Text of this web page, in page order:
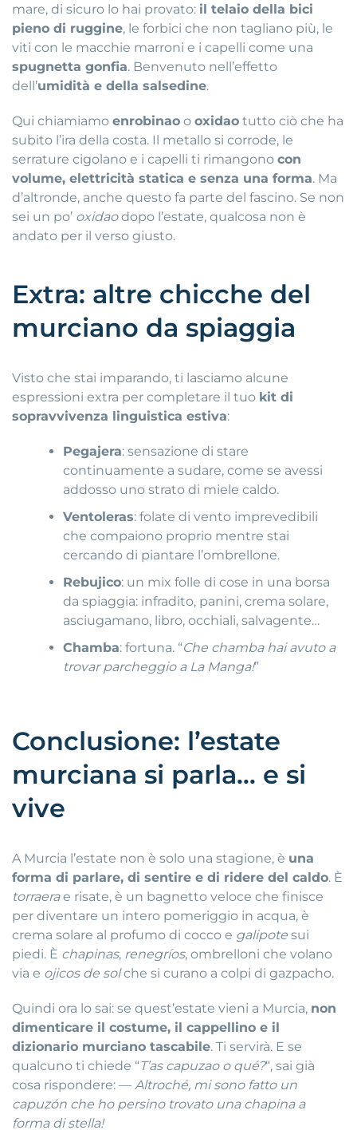
mare, di sicuro lo hai provato: il telaio della bici
pieno di ruggine, le forbici che non tagliano più, le
viti con le macchie marroni e i capelli come una
spugnetta gonfia. Benvenuto nell’effetto
dell’umidità e della salsedine.
Qui chiamiamo enrobinao o oxidao tutto ciò che ha
subito l’ira della costa. Il metallo si corrode, le
serrature cigolano e i capelli ti rimangono con
volume, elettricità statica e senza una forma. Ma
d’altronde, anche questo fa parte del fascino. Se non
sei un po’ oxidaodopo l’estate, qualcosa non è
andato per il verso giusto.
Extra: altre chicche del
murciano da spiaggia
Visto che stai imparando, ti lasciamo alcune
espressioni extra per completare il tuo kit di
sopravvivenza linguistica estiva:
Pegajera: sensazione di stare
continuamente a sudare, come se avessi
addosso uno strato di miele caldo.
Ventoleras: folate di vento imprevedibili
che compaiono proprio mentre stai
cercando di piantare l’ombrellone.
Rebujico: un mix folle di cose in una borsa
da spiaggia: infradito, panini, crema solare,
asciugamano, libro, occhiali, salvagente…
Chamba: fortuna. “Che chamba hai avuto a
trovar parcheggio a La Manga!”
Conclusione: l’estate
murciana si parla… e si
vive
A Murcia l’estate non è solo una stagione, è una
forma di parlare, di sentire e di ridere del caldo. È
torraerae risate, è un bagnetto veloce che finisce
per diventare un intero pomeriggio in acqua, è
crema solare al profumo di cocco e galipote sui
piedi. È chapinas, renegríos, ombrelloni che volano
via e ojicos de solche si curano a colpi di gazpacho.
Quindi ora lo sai: se quest’estate vieni a Murcia, non
dimenticare il costume, il cappellino e il
dizionario murciano tascabile. Ti servirà. E se
qualcuno ti chiede “T’as capuzao o qué?“, sai già
cosa rispondere: — Altroché, mi sono fatto un
capuzón che ho persino trovato una chapina a
forma di stella!